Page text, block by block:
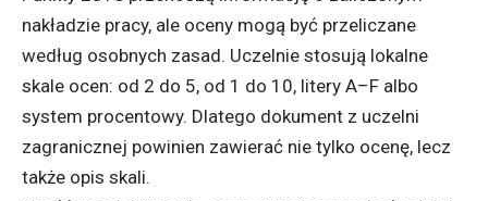
nakładzie pracy, ale oceny mogą być przeliczane
według osobnych zasad. Uczelnie stosują lokalne
skale ocen: od 2 do 5, od 1 do 10, litery A–F albo
system procentowy. Dlatego dokument z uczelni
zagranicznej powinien zawierać nie tylko ocenę, lecz
także opis skali.